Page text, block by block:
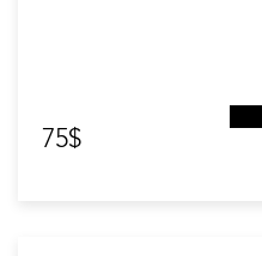
75$